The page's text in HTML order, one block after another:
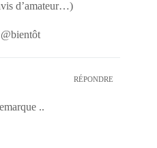
d’amateur…)
@bientôt
RÉPONDRE
..